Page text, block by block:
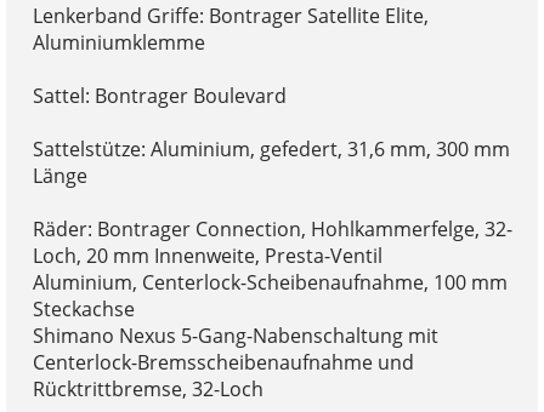
Lenkerband Griffe: Bontrager Satellite Elite,
Aluminiumklemme
Sattel: Bontrager Boulevard
Sattelstütze: Aluminium, gefedert, 31,6 mm, 300 mm
Länge
Räder: Bontrager Connection, Hohlkammerfelge, 32-
Loch, 20 mm Innenweite, Presta-Ventil
Aluminium, Centerlock-Scheibenaufnahme, 100 mm
Steckachse
Shimano Nexus 5-Gang-Nabenschaltung mit
Centerlock-Bremsscheibenaufnahme und
Rücktrittbremse, 32-Loch